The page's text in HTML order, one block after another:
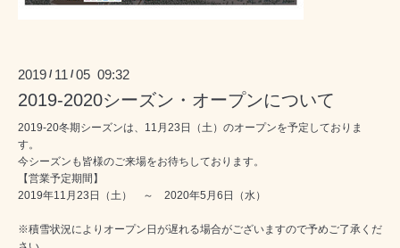
2019 / 11 /05 09:32
2019-2020シーズン・オープンについて
2019-20冬期シーズンは、11月23日（土）のオープンを予定しておりま
す。
今シーズンも皆様のご来場をお待ちしております。
【営業予定期間】
2019年11月23日（土） ～ 2020年5月6日（水）
※積雪状況によりオープン日が遅れる場合がございますので予めご了承くだ